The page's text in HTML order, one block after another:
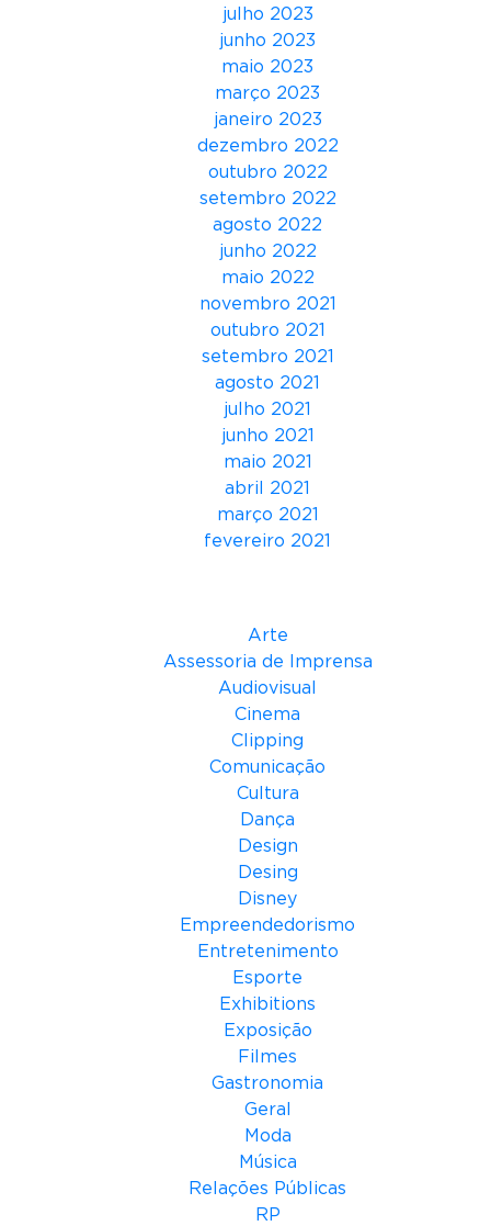
julho 2023
junho 2023
maio 2023
março 2023
janeiro 2023
dezembro 2022
outubro 2022
setembro 2022
agosto 2022
junho 2022
maio 2022
novembro 2021
outubro 2021
setembro 2021
agosto 2021
julho 2021
junho 2021
maio 2021
abril 2021
março 2021
fevereiro 2021
Arte
Assessoria de Imprensa
Audiovisual
Cinema
Clipping
Comunicação
Cultura
Dança
Design
Desing
Disney
Empreendedorismo
Entretenimento
Esporte
Exhibitions
Exposição
Filmes
Gastronomia
Geral
Moda
Música
Relações Públicas
RP